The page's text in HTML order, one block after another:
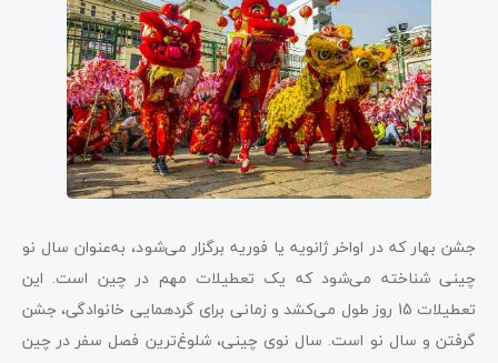
جشن بهار که در اواخر ژانویه یا فوریه برگزار می‌شود، به‌عنوان سال نو
چینی شناخته می‌شود که یک تعطیلات مهم در چین است. این
تعطیلات 15 روز طول می‌کشد و زمانی برای گردهمایی خانوادگی، جشن
گرفتن و سال نو است. سال نوی چینی، شلوغ‌ترین فصل سفر در چین